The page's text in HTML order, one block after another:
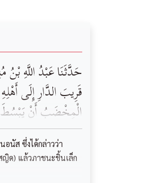
‏حَدَّثَنَا ‏عَبْدُ اللَّهِ
قَرِيبَ الدَّارِ إِلَى
‏‏الْمِخْضَبُ ‏‏أَنْ يَبْسُطَ
อนัส ซึ่งได้กล่าวว่า
ญิด) แล้วภาชนะชิ้นเล็ก